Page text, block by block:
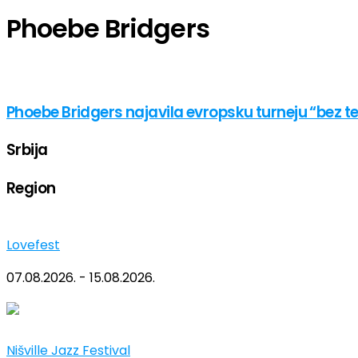
Phoebe Bridgers
Phoebe Bridgers najavila evropsku turneju “bez
Srbija
Region
Lovefest
07.08.2026. - 15.08.2026.
Nišville Jazz Festival